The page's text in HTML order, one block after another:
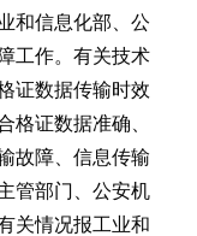
和信息化部、公
工作。有关技术
证数据传输时效
格证数据准确、
故障、信息传输
管部门、公安机
关情况报工业和